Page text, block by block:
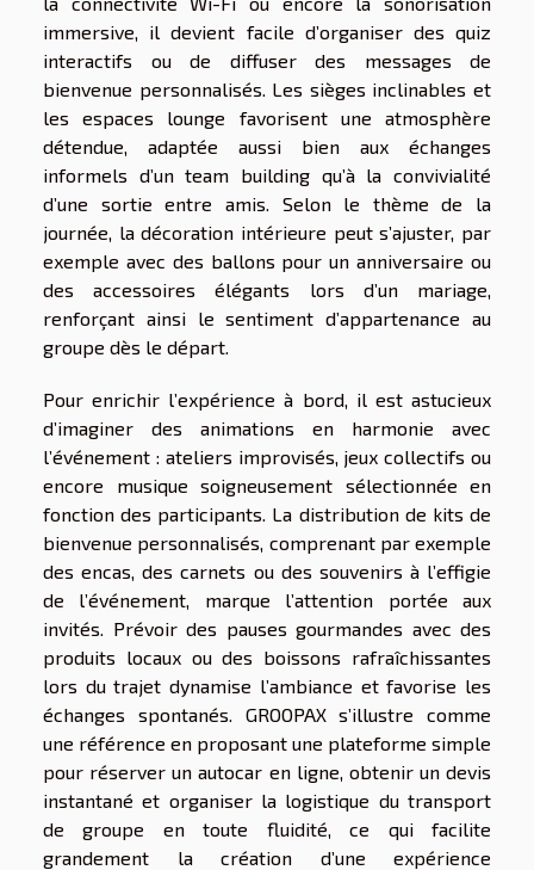
immersive, il devient facile d’organiser des quiz
interactifs ou de diffuser des messages de
bienvenue personnalisés. Les sièges inclinables et
les espaces lounge favorisent une atmosphère
détendue, adaptée aussi bien aux échanges
informels d’un team building qu’à la convivialité
d’une sortie entre amis. Selon le thème de la
journée, la décoration intérieure peut s’ajuster, par
exemple avec des ballons pour un anniversaire ou
des accessoires élégants lors d’un mariage,
renforçant ainsi le sentiment d’appartenance au
groupe dès le départ.
Pour enrichir l’expérience à bord, il est astucieux
d’imaginer des animations en harmonie avec
l’événement : ateliers improvisés, jeux collectifs ou
encore musique soigneusement sélectionnée en
fonction des participants. La distribution de kits de
bienvenue personnalisés, comprenant par exemple
des encas, des carnets ou des souvenirs à l’effigie
de l’événement, marque l’attention portée aux
invités. Prévoir des pauses gourmandes avec des
produits locaux ou des boissons rafraîchissantes
lors du trajet dynamise l’ambiance et favorise les
échanges spontanés. GROOPAX s’illustre comme
une référence en proposant une plateforme simple
pour réserver un autocar en ligne, obtenir un devis
instantané et organiser la logistique du transport
de groupe en toute fluidité, ce qui facilite
grandement la création d’une expérience